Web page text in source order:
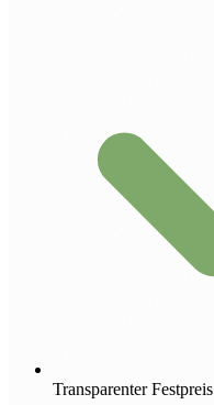
Transparenter Festpreis